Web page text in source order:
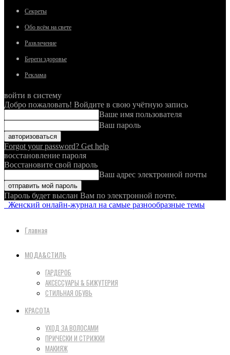
Секреты
Обо всём на свете
Развлечение
Береги здоровье
Реклама
войти в систему
Добро пожаловать! Войдите в свою учётную запись
Ваше имя пользователя
Ваш пароль
Forgot your password? Get help
восстановление пароля
Восстановите свой пароль
Ваш адрес электронной почты
Пароль будет выслан Вам по электронной почте.
Женский онлайн-журнал на самые разнообразные темы
Главная
МОДА&СТИЛЬ
ГАРДЕРОБ
АКСЕССУАРЫ & БИЖУТЕРИЯ
СТИЛЬНАЯ ОБУВЬ
КРАСОТА
УХОД ЗА ВОЛОСАМИ
ПРИЧЕСКИ И СТРИЖКИ
МАКИЯЖ